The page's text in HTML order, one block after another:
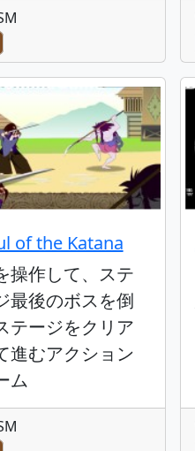
of the Katana
操作して、ステ
最後のボスを倒
テージをクリア
進むアクション
ム